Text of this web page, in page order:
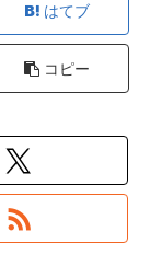
はてブ
コピー